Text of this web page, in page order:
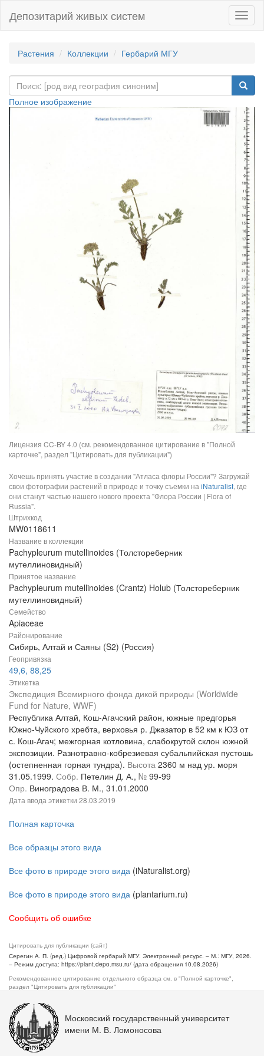
Депозитарий живых систем
Растения Коллекции Гербарий МГУ
Полное изображение
Лицензия CC-BY 4.0 (см. рекомендованное цитирование в "Полной
карточке", раздел "Цитировать для публикации")
Хочешь принять участие в создании "Атласа флоры России"? Загружай
свои фотографии растений в природе и точку съемки на iNaturalist, где
они станут частью нашего нового проекта "Флора России | Flora of
Russia".
Штрихкод
MW0118611
Название в коллекции
Pachypleurum mutellinoides (Толстореберник
мутеллиновидный)
Принятое название
Pachypleurum mutellinoides (Crantz) Holub (Толстореберник
мутеллиновидный)
Семейство
Apiaceae
Районирование
Сибирь, Алтай и Саяны (S2) (Россия)
Геопривязка
49,6, 88,25
Этикетка
Экспедиция Всемирного фонда дикой природы (Worldwide
Fund for Nature, WWF)
Республика Алтай, Кош-Агачский район, южные предгорья
Южно-Чуйского хребта, верховья р. Джазатор в 52 км к ЮЗ от
с. Кош-Агач; межгорная котловина, слабокрутой склон южной
экспозиции. Разнотравно-кобрезиевая субальпийская пустошь
(остепненная горная тундра). Высота 2360 м над ур. моря
31.05.1999. Собр. Петелин Д. А., № 99-99
Опр. Виноградова В. М., 31.01.2000
Дата ввода этикетки 28.03.2019
Полная карточка
Все образцы этого вида
Все фото в природе этого вида (iNaturalist.org)
Все фото в природе этого вида (plantarium.ru)
Сообщить об ошибке
Цитировать для публикации (сайт)
Серегин А. П. (ред.) Цифровой гербарий МГУ: Электронный ресурс. – М.: МГУ, 2026.
– Режим доступа: https://plant.depo.msu.ru/ (дата обращения 10.08.2026)
Рекомендованное цитирование отдельного образца см. в "Полной карточке",
раздел "Цитировать для публикации"
Московский государственный университет
имени М. В. Ломоносова